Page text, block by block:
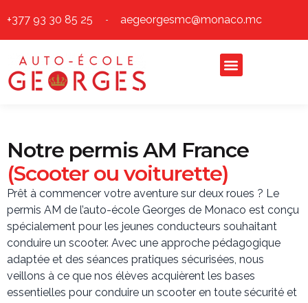
+377 93 30 85 25 aegeorgesmc@monaco.mc
Notre permis AM France
(Scooter ou voiturette)
Prêt à commencer votre aventure sur deux roues ? Le
permis AM de l’auto-école Georges de Monaco est conçu
spécialement pour les jeunes conducteurs souhaitant
conduire un scooter. Avec une approche pédagogique
adaptée et des séances pratiques sécurisées, nous
veillons à ce que nos élèves acquièrent les bases
essentielles pour conduire un scooter en toute sécurité et